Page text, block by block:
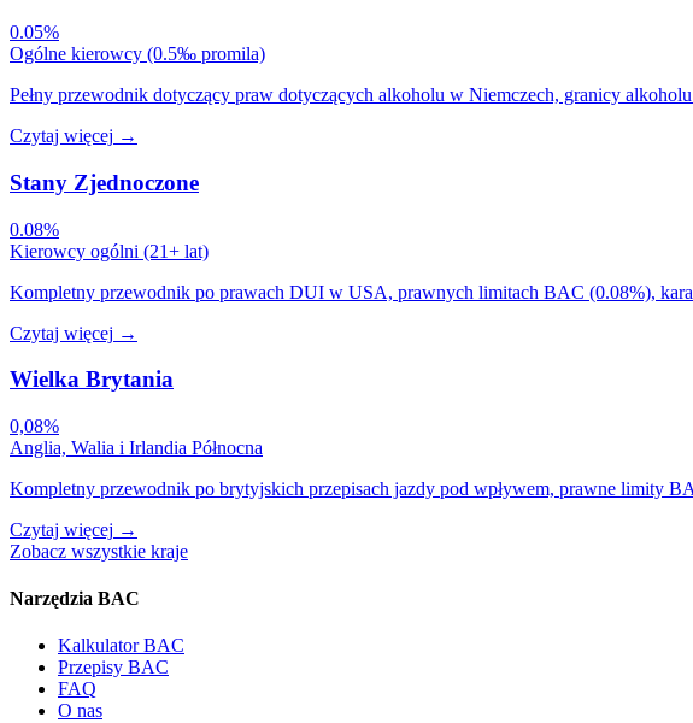
0.05%
Ogólne kierowcy (0.5‰ promila)
Pełny przewodnik dotyczący praw dotyczących alkoholu w Niemczech, granicy
Czytaj więcej →
Stany Zjednoczone
0.08%
Kierowcy ogólni (21+ lat)
Kompletny przewodnik po prawach DUI w USA, prawnych limitach BAC (0.08%),
Czytaj więcej →
Wielka Brytania
0,08%
Anglia, Walia i Irlandia Północna
Kompletny przewodnik po brytyjskich przepisach jazdy pod wpływem, prawne limity
Czytaj więcej →
Zobacz wszystkie kraje
Narzędzia BAC
Kalkulator BAC
Przepisy BAC
FAQ
O nas